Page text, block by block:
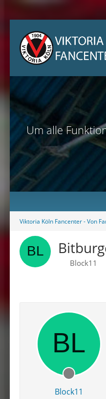
Um alle
Viktoria Köln Fancenter - Von
Block11
Block11